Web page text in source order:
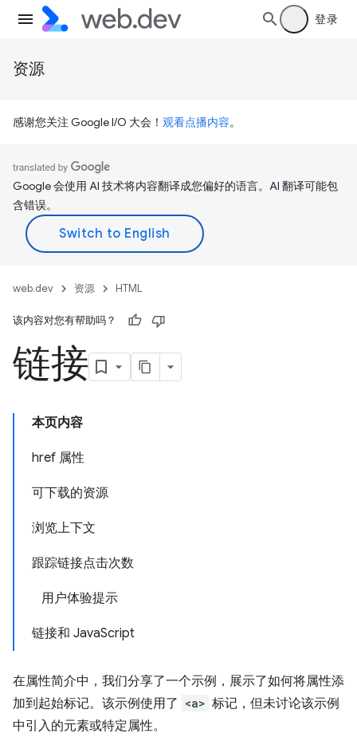
登录
资源
感谢您关注 Google I/O 大会！ 观看点播内容。
Google 会使用 AI 技术将内容翻译成您偏好的语言。AI 翻译可能包
含错误。
web.dev 资源 HTML
该内容对您有帮助吗？
链接
本页内容
href 属性
可下载的资源
浏览上下文
跟踪链接点击次数
用户体验提示
链接和 JavaScript
在属性简介中，我们分享了一个示例，展示了如何将属性添
加到起始标记。该示例使用了 <a> 标记，但未讨论该示例
中引入的元素或特定属性。